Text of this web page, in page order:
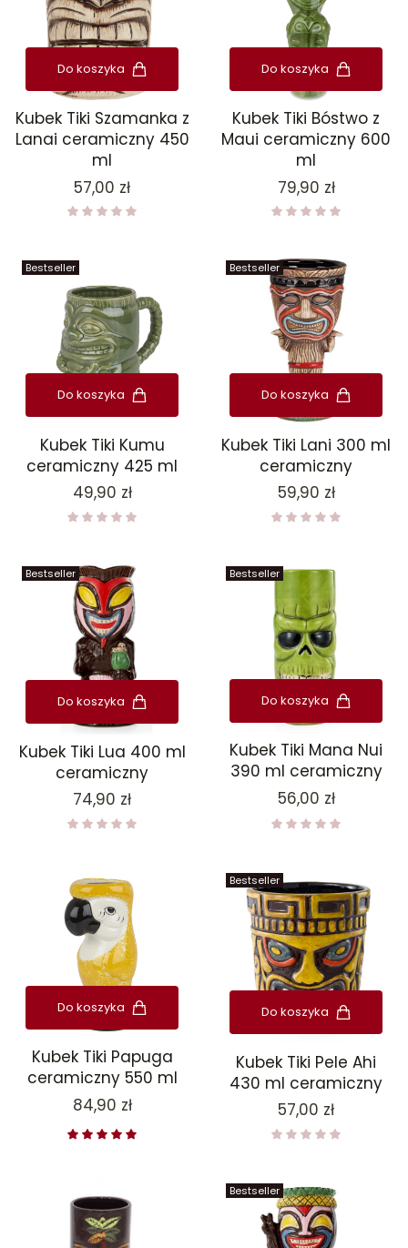
Do koszyka
Kubek Tiki Szamanka z
Lanai ceramiczny 450
ml
Cena
57,00 zł
Do koszyka
Kubek Tiki Bóstwo z
Maui ceramiczny 600
ml
Cena
79,90 zł
Bestseller
Do koszyka
Kubek Tiki Kumu
ceramiczny 425 ml
Cena
49,90 zł
Bestseller
Do koszyka
Kubek Tiki Lani 300 ml
ceramiczny
Cena
59,90 zł
Bestseller
Do koszyka
Kubek Tiki Lua 400 ml
ceramiczny
Cena
74,90 zł
Bestseller
Do koszyka
Kubek Tiki Mana Nui
390 ml ceramiczny
Cena
56,00 zł
Do koszyka
Kubek Tiki Papuga
ceramiczny 550 ml
Cena
84,90 zł
Bestseller
Do koszyka
Kubek Tiki Pele Ahi
430 ml ceramiczny
Cena
57,00 zł
Bestseller